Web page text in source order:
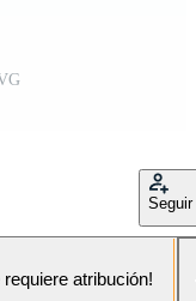
Seguir
requiere atribución!